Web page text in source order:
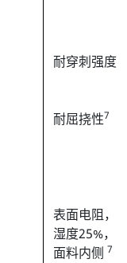
耐穿刺强度
耐屈挠性7
表面电阻，
湿度25%，
面料内侧 7